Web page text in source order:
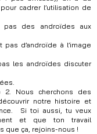
cadrer l’utilisation de
des androïdes aux
d’androïde à l’image
les androïdes discuter
2. Nous cherchons des
notre histoire et
Si toi aussi, tu veux
et que ton travail
que ça, rejoins-nous !